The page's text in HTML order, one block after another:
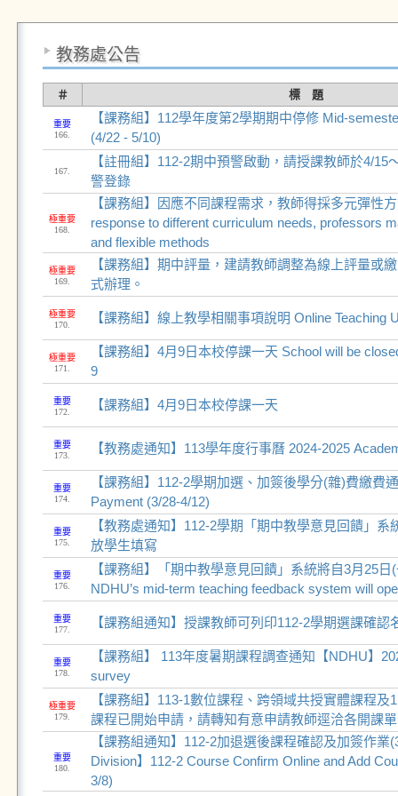
教務處公告
＃ 標 題
重要
166.
【課務組】112學年度第2學期期中停修 Mid-
(4/22 - 5/10)
167.
【註冊組】112-2期中預警啟動，請授課教師於4/15
警登錄
極重要
168.
【課務組】因應不同課程需求，教師得採多元彈性
response to different curriculum needs, professors
and flexible methods
極重要
169.
【課務組】期中評量，建請教師調整為線上評量或
式辦理。
極重要
170.
【課務組】線上教學相關事項說明 Online Teaching
極重要
171.
【課務組】4月9日本校停課一天 School will be
9
重要
172.
【課務組】4月9日本校停課一天
重要
173.
【教務處通知】113學年度行事曆 2024-2025
重要
174.
【課務組】112-2學期加選、加簽後學分(雜)費繳費
Payment (3/28-4/12)
重要
175.
【教務處通知】112-2學期「期中教學意見回饋」系
放學生填寫
重要
176.
【課務組】「期中教學意見回饋」系統將自3月25
NDHU’s mid-term teaching feedback system will
重要
177.
【課務組通知】授課教師可列印112-2學期選課確認
重要
178.
【課務組】 113年度暑期課程調查通知【NDHU】
survey
極重要
179.
【課務組】113-1數位課程、跨領域共授實體課程及
課程已開始申請，請轉知有意申請教師逕洽各開課
重要
180.
【課務組通知】112-2加退選後課程確認及加簽作業
Division】112-2 Course Confirm Online and Add
3/8)